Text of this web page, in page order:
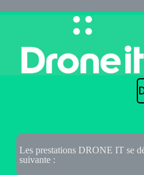
Les prestations DRONE IT se
suivante :